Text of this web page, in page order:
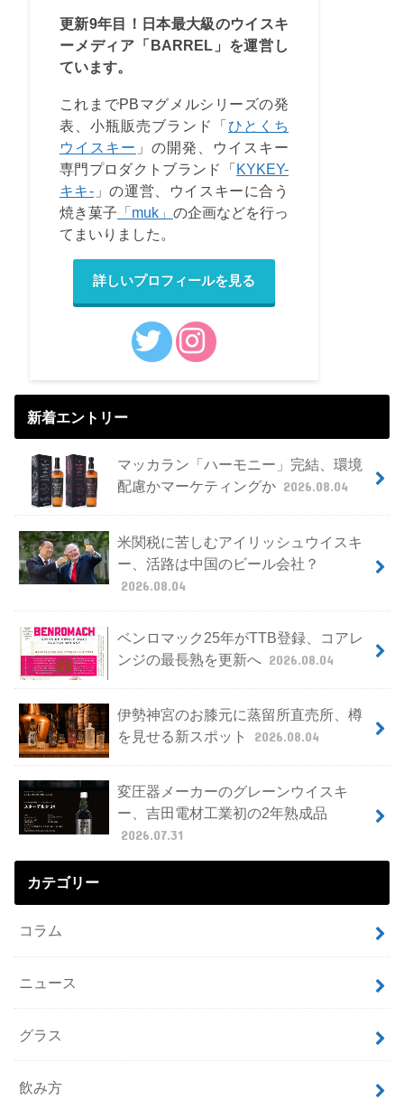
更新9年目！日本最大級のウイスキ
ーメディア「BARREL」を運営し
ています。
これまでPBマグメルシリーズの発
表、小瓶販売ブランド「ひとくち
ウイスキー 」の開発、ウイスキー
専門プロダクトブランド「KYKEY-
キキ- 」の運営、ウイスキーに合う
焼き菓子 「muk」 の企画などを行っ
てまいりました。
詳しいプロフィールを見る
新着エントリー
マッカラン「ハーモニー」完結、環境
配慮かマーケティングか 2026.08.04
米関税に苦しむアイリッシュウイスキ
ー、活路は中国のビール会社？
2026.08.04
ベンロマック25年がTTB登録、コアレ
ンジの最長熟を更新へ 2026.08.04
伊勢神宮のお膝元に蒸留所直売所、樽
を見せる新スポット
2026.08.04
変圧器メーカーのグレーンウイスキ
ー、吉田電材工業初の2年熟成品
2026.07.31
カテゴリー
コラム
ニュース
グラス
飲み方